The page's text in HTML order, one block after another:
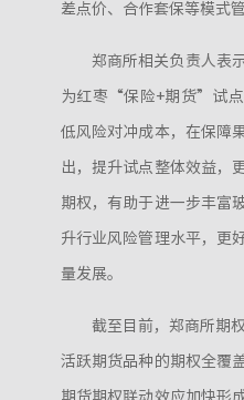
差点价、合作套保等模式
郑商所相关负责人表
为红枣“保险+期货”试点
低风险对冲成本，在保障
出，提升试点整体效益，
期权，有助于进一步丰富
升行业风险管理水平，更
量发展。
截至目前，郑商所期
活跃期货品种的期权全覆
期货期权联动效应加快形